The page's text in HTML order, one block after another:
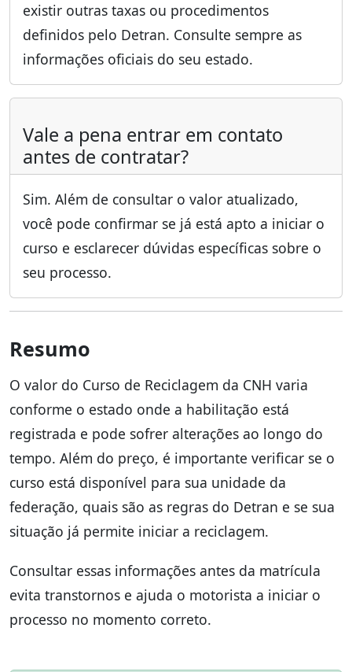
existir outras taxas ou procedimentos
definidos pelo Detran. Consulte sempre as
informações oficiais do seu estado.
Vale a pena entrar em contato
antes de contratar?
Sim. Além de consultar o valor atualizado,
você pode confirmar se já está apto a iniciar o
curso e esclarecer dúvidas específicas sobre o
seu processo.
Resumo
O valor do Curso de Reciclagem da CNH varia
conforme o estado onde a habilitação está
registrada e pode sofrer alterações ao longo do
tempo. Além do preço, é importante verificar se o
curso está disponível para sua unidade da
federação, quais são as regras do Detran e se sua
situação já permite iniciar a reciclagem.
Consultar essas informações antes da matrícula
evita transtornos e ajuda o motorista a iniciar o
processo no momento correto.